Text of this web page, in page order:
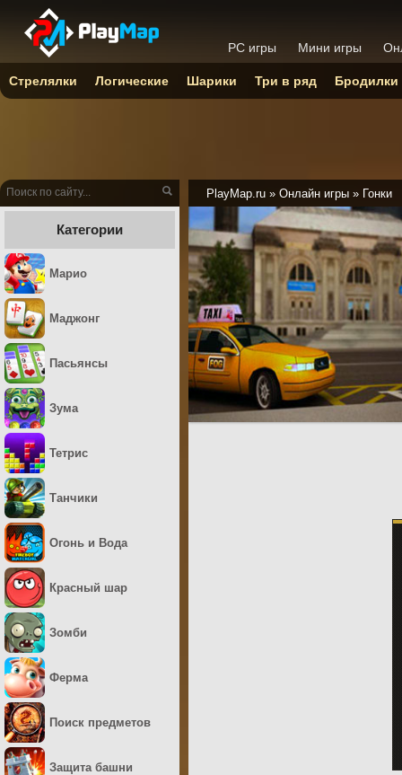
PlayMap.ru » Онлайн игры » Гонки
Категории
Марио
Маджонг
Пасьянсы
Зума
Тетрис
Танчики
Огонь и Вода
Красный шар
Зомби
Ферма
Поиск предметов
Защита башни
PC игры Мини игры
Стрелялки Логические Шарики Три в ряд Бродилки